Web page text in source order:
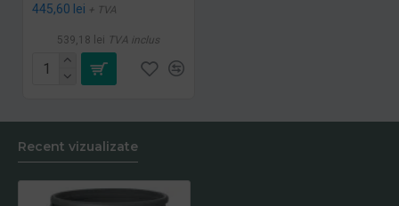
445,60 lei + TVA
539,18 lei TVA inclus
Recent vizualizate